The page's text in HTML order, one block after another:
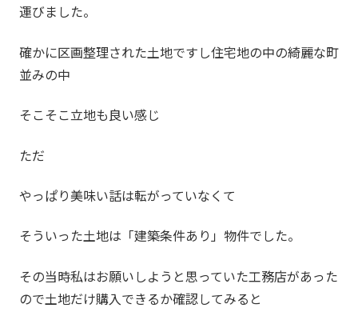
運びました。
確かに区画整理された土地ですし住宅地の中の綺麗な町
並みの中
そこそこ立地も良い感じ
ただ
やっぱり美味い話は転がっていなくて
そういった土地は「建築条件あり」物件でした。
その当時私はお願いしようと思っていた工務店があった
ので土地だけ購入できるか確認してみると